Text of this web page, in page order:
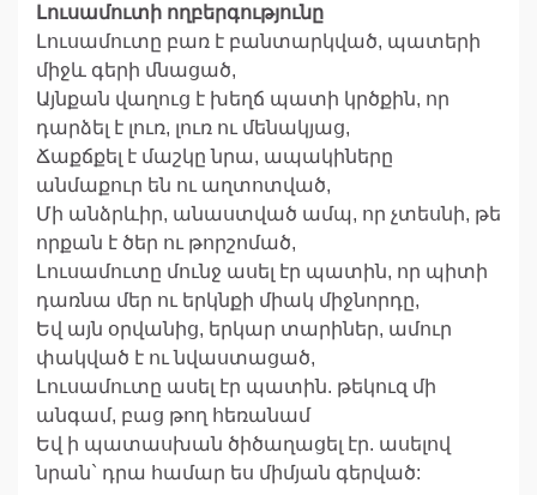
Լուսամուտի ողբերգությունը
Լուսամուտը բառ է բանտարկված, պատերի
միջև գերի մնացած,
Այնքան վաղուց է խեղճ պատի կրծքին, որ
դարձել է լուռ, լուռ ու մենակյաց,
Ճաքճքել է մաշկը նրա, ապակիները
անմաքուր են ու աղտոտված,
Մի անձրևիր, անաստված ամպ, որ չտեսնի, թե
որքան է ծեր ու թորշոմած,
Լուսամուտը մունջ ասել էր պատին, որ պիտի
դառնա մեր ու երկնքի միակ միջնորդը,
Եվ այն օրվանից, երկար տարիներ, ամուր
փակված է ու նվաստացած,
Լուսամուտը ասել էր պատին. թեկուզ մի
անգամ, բաց թող հեռանամ
Եվ ի պատասխան ծիծաղացել էր. ասելով
նրան` դրա համար ես միմյան գերված: